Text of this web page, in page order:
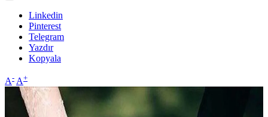
Linkedin
Pinterest
Telegram
Yazdır
Kopyala
A- A+